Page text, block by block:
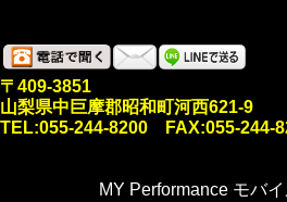
〒409-3851
山梨県中巨摩郡昭和町河西621-9
TEL:055-244-8200 FAX:055-244-
MY Performance モバ